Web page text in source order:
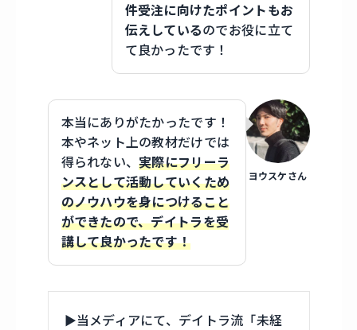
件受注に向けたポイントもお
伝えしているのでお役に立て
て良かったです！
ヨウスケさん
本当にありがたかったです！
本やネット上の教材だけでは
得られない、実際にフリーラ
ンスとして活動していくため
のノウハウを身につけること
ができたので、デイトラを受
講して良かったです！
▶︎当メディアにて、デイトラ流「未経